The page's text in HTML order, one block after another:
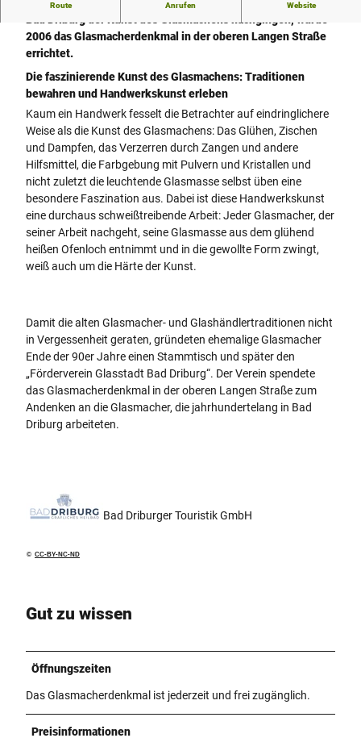
Route Anrufen Website
2006 das Glasmacherdenkmal in der oberen Langen Straße
errichtet.
Die faszinierende Kunst des Glasmachens: Traditionen
bewahren und Handwerkskunst erleben
Kaum ein Handwerk fesselt die Betrachter auf eindringlichere
Weise als die Kunst des Glasmachens: Das Glühen, Zischen
und Dampfen, das Verzerren durch Zangen und andere
Hilfsmittel, die Farbgebung mit Pulvern und Kristallen und
nicht zuletzt die leuchtende Glasmasse selbst üben eine
besondere Faszination aus. Dabei ist diese Handwerkskunst
eine durchaus schweißtreibende Arbeit: Jeder Glasmacher, der
seiner Arbeit nachgeht, seine Glasmasse aus dem glühend
heißen Ofenloch entnimmt und in die gewollte Form zwingt,
weiß auch um die Härte der Kunst.
Damit die alten Glasmacher- und Glashändlertraditionen nicht
in Vergessenheit geraten, gründeten ehemalige Glasmacher
Ende der 90er Jahre einen Stammtisch und später den
„Förderverein Glasstadt Bad Driburg“. Der Verein spendete
das Glasmacherdenkmal in der oberen Langen Straße zum
Andenken an die Glasmacher, die jahrhundertelang in Bad
Driburg arbeiteten.
© CC-BY-NC-ND
Bad Driburger Touristik GmbH
Gut zu wissen
Öffnungszeiten
Das Glasmacherdenkmal ist jederzeit und frei zugänglich.
Preisinformationen